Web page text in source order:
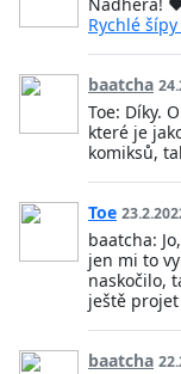
Nádhera!
Rychlé
baatcha
Toe: Díky.
které je
komiksů,
Toe
baatcha:
jen mi to
naskočilo,
ještě
baatcha